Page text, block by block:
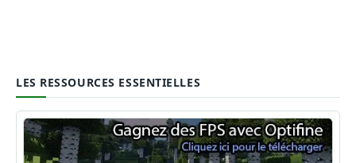
LES RESSOURCES ESSENTIELLES